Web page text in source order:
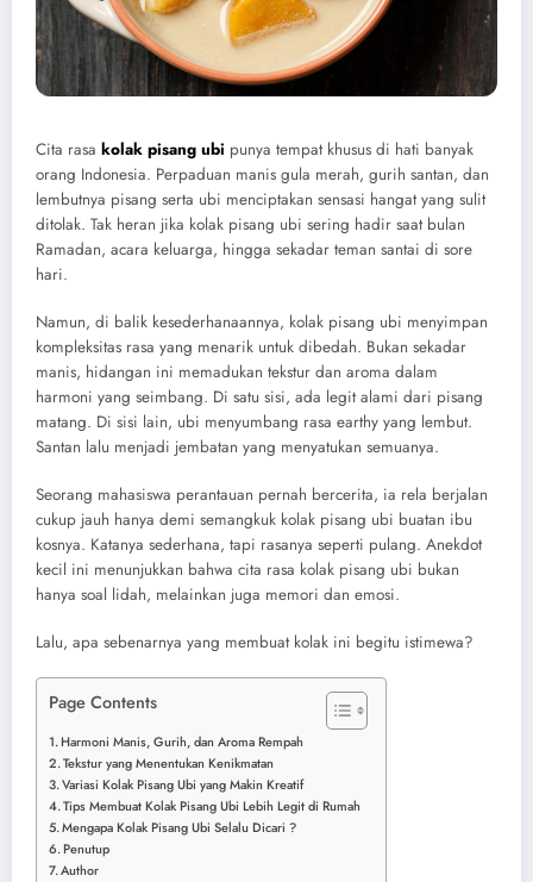
Cita rasa kolak pisang ubi punya tempat khusus di hati banyak
orang Indonesia. Perpaduan manis gula merah, gurih santan, dan
lembutnya pisang serta ubi menciptakan sensasi hangat yang sulit
ditolak. Tak heran jika kolak pisang ubi sering hadir saat bulan
Ramadan, acara keluarga, hingga sekadar teman santai di sore
hari.
Namun, di balik kesederhanaannya, kolak pisang ubi menyimpan
kompleksitas rasa yang menarik untuk dibedah. Bukan sekadar
manis, hidangan ini memadukan tekstur dan aroma dalam
harmoni yang seimbang. Di satu sisi, ada legit alami dari pisang
matang. Di sisi lain, ubi menyumbang rasa earthy yang lembut.
Santan lalu menjadi jembatan yang menyatukan semuanya.
Seorang mahasiswa perantauan pernah bercerita, ia rela berjalan
cukup jauh hanya demi semangkuk kolak pisang ubi buatan ibu
kosnya. Katanya sederhana, tapi rasanya seperti pulang. Anekdot
kecil ini menunjukkan bahwa cita rasa kolak pisang ubi bukan
hanya soal lidah, melainkan juga memori dan emosi.
Lalu, apa sebenarnya yang membuat kolak ini begitu istimewa?
Page Contents
Harmoni Manis, Gurih, dan Aroma Rempah
Tekstur yang Menentukan Kenikmatan
Variasi Kolak Pisang Ubi yang Makin Kreatif
Tips Membuat Kolak Pisang Ubi Lebih Legit di Rumah
Mengapa Kolak Pisang Ubi Selalu Dicari ?
Penutup
Author